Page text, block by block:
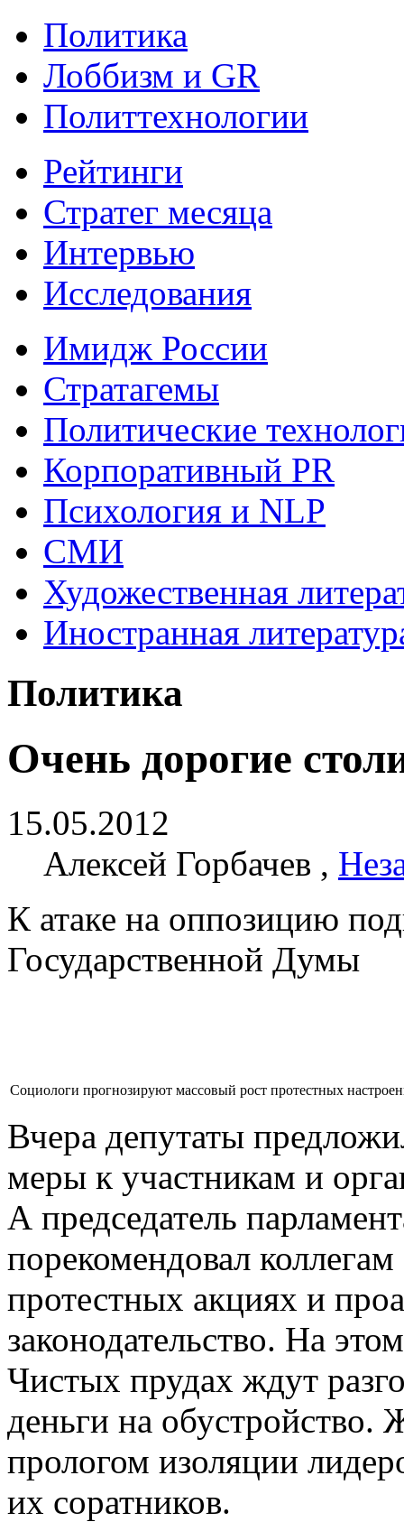
Политика
Лоббизм и GR
Политтехнологии
Рейтинги
Стратег месяца
Интервью
Исследования
Имидж России
Стратагемы
Политические
Корпоративный PR
Психология и NLP
СМИ
Художественная
Иностранная
Политика
Очень дорогие
15.05.2012
Алексей Горбачев ,
К атаке на оппозицию
Государственной Думы
Социологи прогнозируют массовый рост протестных
Вчера депутаты
меры к участникам и
А председатель
порекомендовал
протестных акциях и
законодательство. На
Чистых прудах ждут
деньги на обустройство.
прологом изоляции
их соратников.